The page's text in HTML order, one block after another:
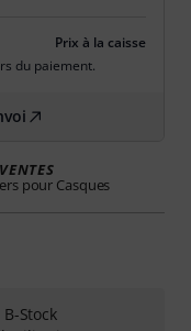
Prix à la caisse
du paiement.
pour Casques
Stock